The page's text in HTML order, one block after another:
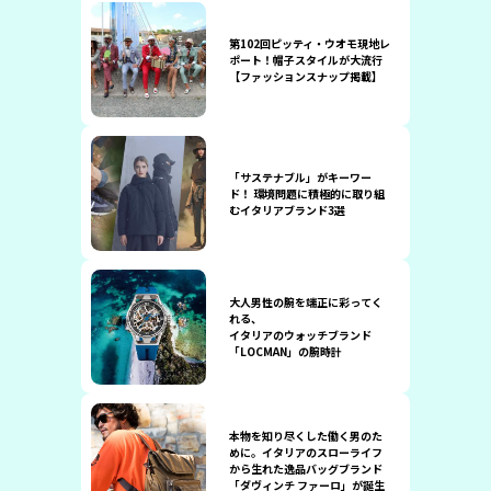
第102回ピッティ・ウオモ現地レ
ポート！帽子スタイルが大流行
【ファッションスナップ掲載】
「サステナブル」がキーワー
ド！ 環境問題に積極的に取り組
むイタリアブランド3選
大人男性の腕を端正に彩ってく
れる、
イタリアのウォッチブランド
「LOCMAN」の腕時計
本物を知り尽くした働く男のた
めに。イタリアのスローライフ
から生れた逸品バッグブランド
「ダヴィンチ ファーロ」が誕生